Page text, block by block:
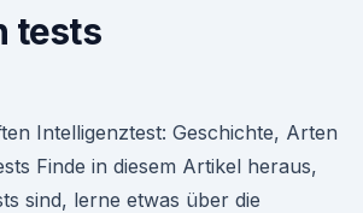
tests
Intelligenztest: Geschichte, Arten
Finde in diesem Artikel heraus,
sind, lerne etwas über die